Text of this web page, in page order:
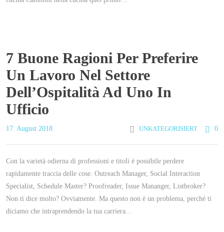
7 Buone Ragioni Per Preferire
Un Lavoro Nel Settore
Dell’Ospitalità Ad Uno In
Ufficio
17. August 2018 UNKATEGORISIERT 0
Con la varietà odierna di professioni e titoli è possibile perdere
rapidamente traccia delle cose. Outreach Manager, Social Interaction
Specialist, Schedule Master? Proofreader, Issue Mananger, Listbroker?
Non ti dice molto? Ovviamente. Ma questo non è un problema, perché ti
diciamo che intraprendendo la tua carriera…